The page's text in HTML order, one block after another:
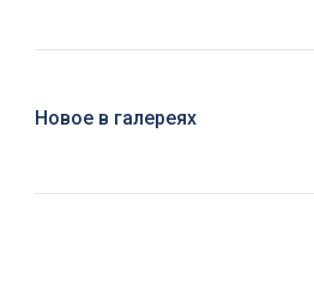
Новое в галереях